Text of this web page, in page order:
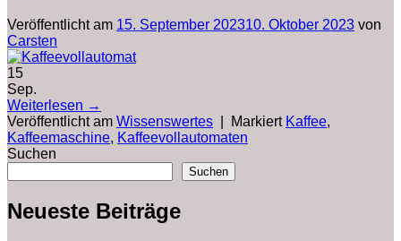
Veröffentlicht am 15. September 202310. Oktober 2023 von
Carsten
15
Sep.
Weiterlesen →
Veröffentlicht am Wissenswertes Markiert Kaffee,
Kaffeemaschine, Kaffeevollautomaten
Suchen
Suchen
Neueste Beiträge